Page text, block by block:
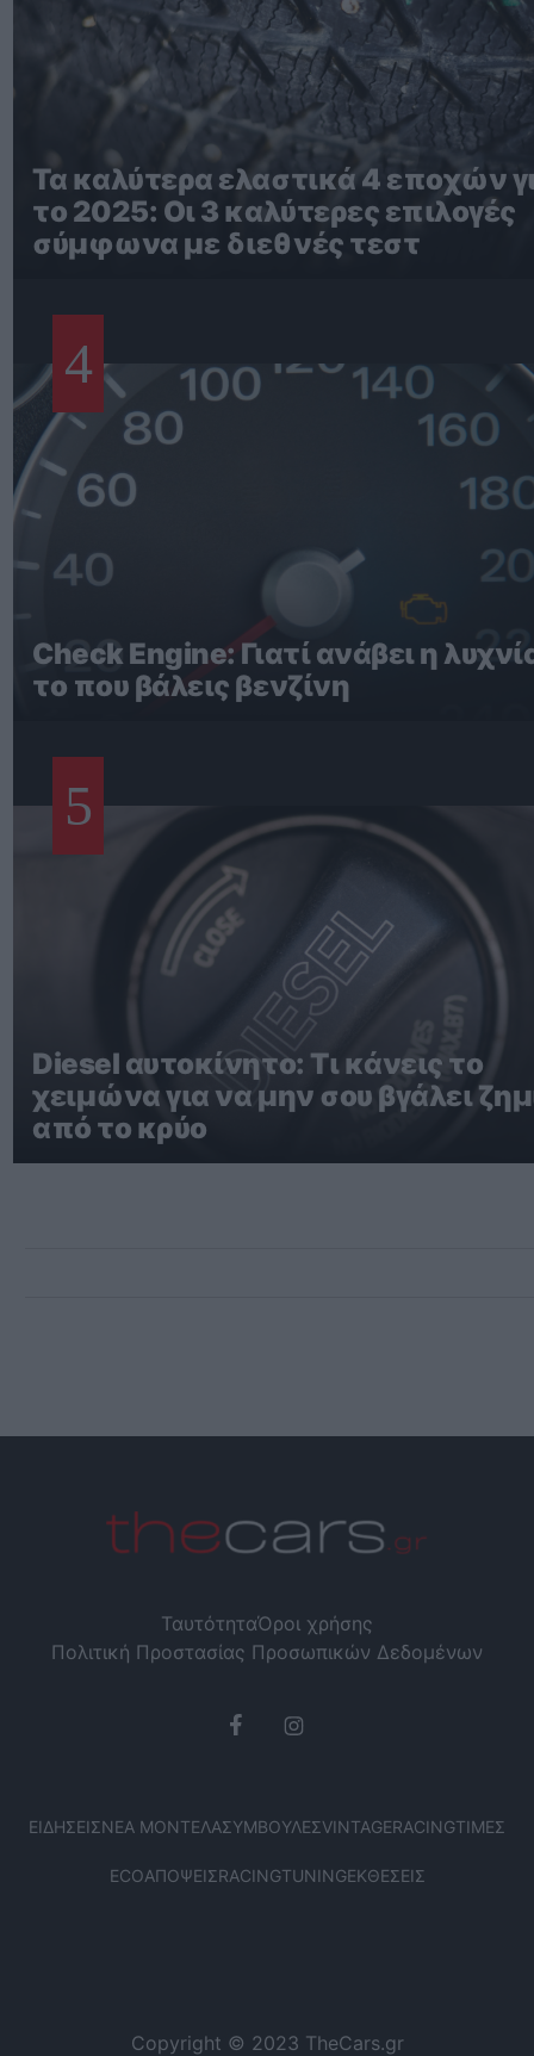
Τα καλύτερα ελαστικά 4 εποχών
το 2025: Οι 3 καλύτερες επιλογές
σύμφωνα με διεθνές τεστ
4
Check Engine: Γιατί ανάβει η
το που βάλεις βενζίνη
5
Diesel αυτοκίνητο: Τι κάνεις το
χειμώνα για να μην σου βγάλει
από το κρύο
ΤαυτότηταΌροι χρήσης
Πολιτική Προστασίας Προσωπικών Δεδομένων
ΕΙΔΉΣΕΙΣΝΈΑ ΜΟΝΤΈΛΑΣΥΜΒΟΥΛΈΣVINTAGERACINGΤΙΜΈΣ
ECOΑΠΌΨΕΙΣRACINGTUNINGΕΚΘΈΣΕΙΣ
Copyright © 2023 TheCars.gr